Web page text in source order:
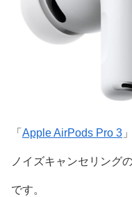
「 Apple AirPods Pro 3
ノイズキャンセリング
です。